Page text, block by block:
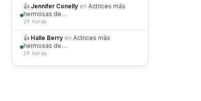
👍 Jennifer Conelly en Actrices más
hermosas de…
19 horas
👍 Halle Berry en Actrices más
hermosas de…
19 horas